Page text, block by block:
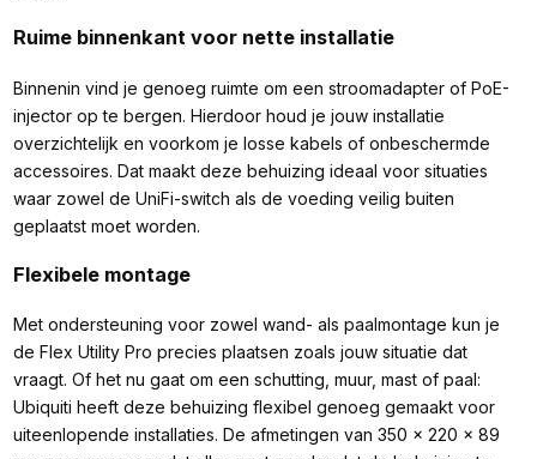
Ruime binnenkant voor nette installatie
Binnenin vind je genoeg ruimte om een stroomadapter of PoE-
injector op te bergen. Hierdoor houd je jouw installatie
overzichtelijk en voorkom je losse kabels of onbeschermde
accessoires. Dat maakt deze behuizing ideaal voor situaties
waar zowel de UniFi-switch als de voeding veilig buiten
geplaatst moet worden.
Flexibele montage
Met ondersteuning voor zowel wand- als paalmontage kun je
de Flex Utility Pro precies plaatsen zoals jouw situatie dat
vraagt. Of het nu gaat om een schutting, muur, mast of paal:
Ubiquiti heeft deze behuizing flexibel genoeg gemaakt voor
uiteenlopende installaties. De afmetingen van 350 × 220 × 89